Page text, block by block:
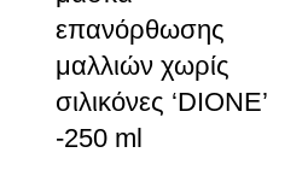
επανόρθωσης
μαλλιών χωρίς
σιλικόνες ‘DIONE’
-250 ml